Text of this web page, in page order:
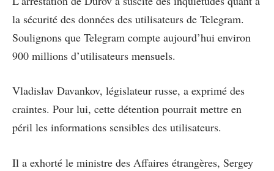
la sécurité des données des utilisateurs de Telegram.
Soulignons que Telegram compte aujourd’hui environ
900 millions d’utilisateurs mensuels.
Vladislav Davankov, législateur russe, a exprimé des
craintes. Pour lui, cette détention pourrait mettre en
péril les informations sensibles des utilisateurs.
Il a exhorté le ministre des Affaires étrangères, Sergey